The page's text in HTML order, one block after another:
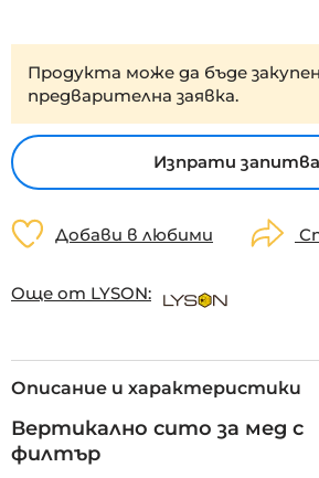
Продукта може да бъде
предварителна заявка.
Изпрати
Добави в любими
Още от LYSON:
Описание и характеристики
Вертикално сито за мед с
филтър